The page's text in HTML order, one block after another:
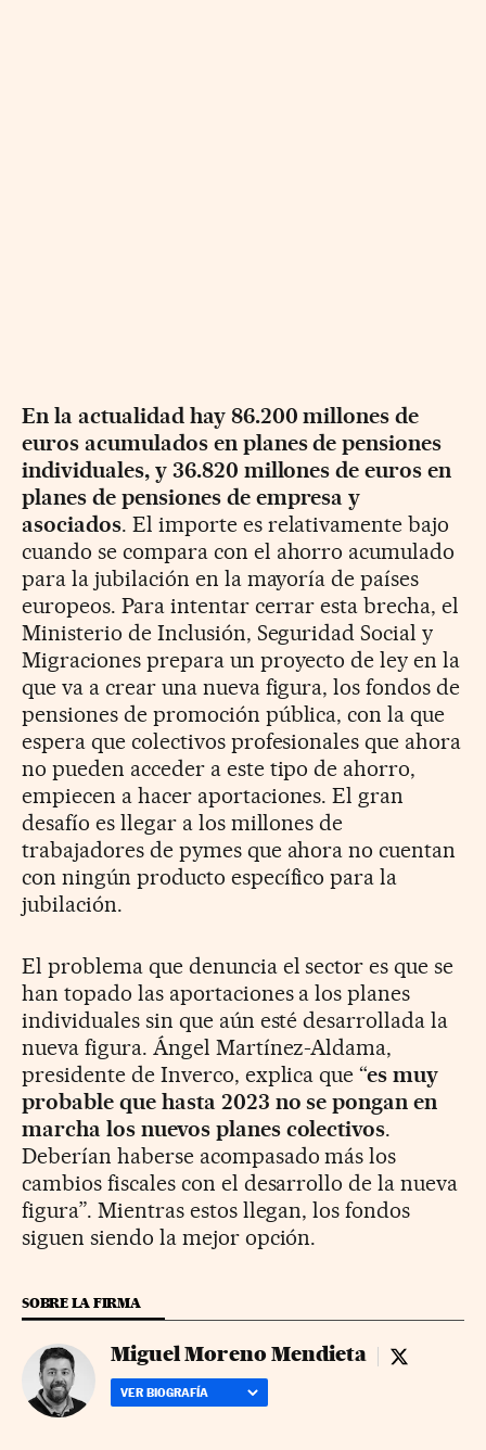
En la actualidad hay 86.200 millones de
euros acumulados en planes de pensiones
individuales, y 36.820 millones de euros en
planes de pensiones de empresa y
asociados. El importe es relativamente bajo
cuando se compara con el ahorro acumulado
para la jubilación en la mayoría de países
europeos. Para intentar cerrar esta brecha, el
Ministerio de Inclusión, Seguridad Social y
Migraciones prepara un proyecto de ley en la
que va a crear una nueva figura, los fondos de
pensiones de promoción pública, con la que
espera que colectivos profesionales que ahora
no pueden acceder a este tipo de ahorro,
empiecen a hacer aportaciones. El gran
desafío es llegar a los millones de
trabajadores de pymes que ahora no cuentan
con ningún producto específico para la
jubilación.
El problema que denuncia el sector es que se
han topado las aportaciones a los planes
individuales sin que aún esté desarrollada la
nueva figura. Ángel Martínez-Aldama,
presidente de Inverco, explica que “es muy
probable que hasta 2023 no se pongan en
marcha los nuevos planes colectivos.
Deberían haberse acompasado más los
cambios fiscales con el desarrollo de la nueva
figura”. Mientras estos llegan, los fondos
siguen siendo la mejor opción.
SOBRE LA FIRMA
Miguel Moreno Mendieta Miguel
VER BIOGRAFÍA